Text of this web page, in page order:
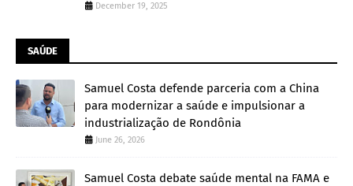
December 19, 2025
SAÚDE
Samuel Costa defende parceria com a China
para modernizar a saúde e impulsionar a
industrialização de Rondônia
June 26, 2026
Samuel Costa debate saúde mental na FAMA e